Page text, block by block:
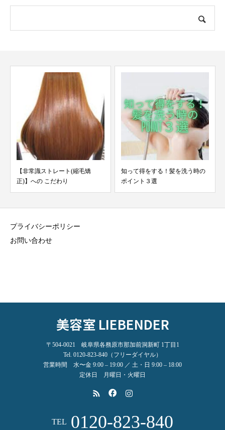
【非常識ストレート(縮毛矯
正)】への こだわり
知って得をする！髪を洗う時の
ポイント３選
プライバシーポリシー
お問い合わせ
美容室 LIEBENDER
〒504-0021 岐阜県各務原市那加前洞新町 1丁目1
Tel. 0120-823-840（フリーダイヤル）
営業時間 水〜金 9:00 – 19:00 ／ 土・日 9:00 – 18:00
定休日 月曜日・火曜日
TEL 0120-823-840